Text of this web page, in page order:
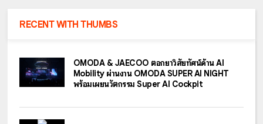
RECENT WITH THUMBS
OMODA & JAECOO ตอกย้ำวิสัยทัศน์ด้าน AI
Mobility ผ่านงาน OMODA SUPER AI NIGHT
พร้อมเผยนวัตกรรม Super AI Cockpit